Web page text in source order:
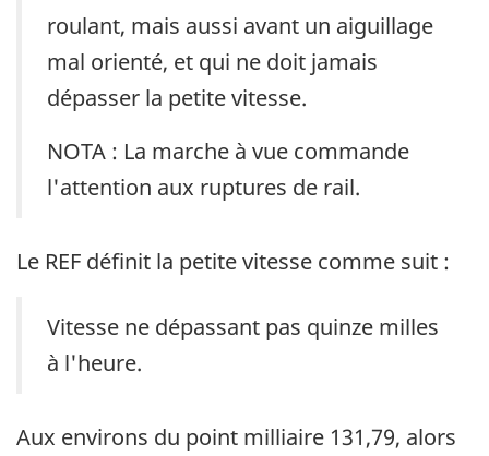
roulant, mais aussi avant un aiguillage
mal orienté, et qui ne doit jamais
dépasser la petite vitesse.
NOTA : La marche à vue commande
l'attention aux ruptures de rail.
Le REF définit la petite vitesse comme suit :
Vitesse ne dépassant pas quinze milles
à l'heure.
Aux environs du point milliaire 131,79, alors